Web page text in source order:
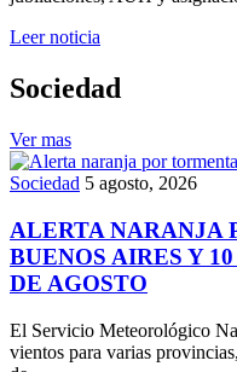
Leer noticia
Sociedad
Ver mas
Sociedad 5 agosto, 2026
ALERTA NARANJA
BUENOS AIRES Y
DE AGOSTO
El Servicio Meteorológico
vientos para varias